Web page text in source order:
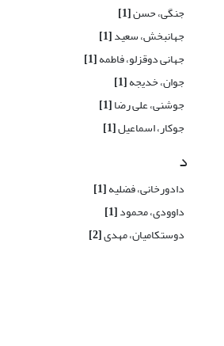
جنگی، حسن[1]
جهانبخش، سعید[1]
جهانی دوقزلو، فاطمه[1]
جوان، خدیجه[1]
جوشنی، علی رضا[1]
جوکار، اسماعیل[1]
د
دادورخانی، فضلیه[1]
داوودی، محمود[1]
دوستکامیان، مهدی[2]